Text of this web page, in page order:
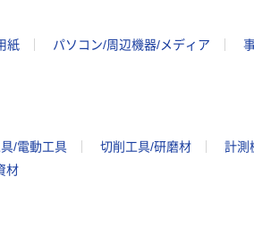
紙 パソコン/周辺機器/メディア
/電動工具 切削工具/研磨材 計測
材